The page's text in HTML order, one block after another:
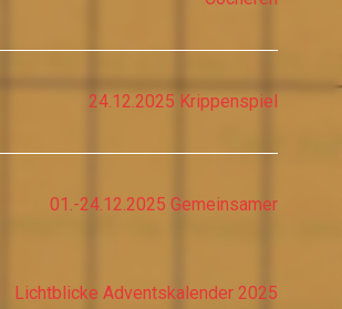
24.12.2025 Krippenspiel
01.-24.12.2025 Gemeinsamer
Lichtblicke Adventskalender 2025